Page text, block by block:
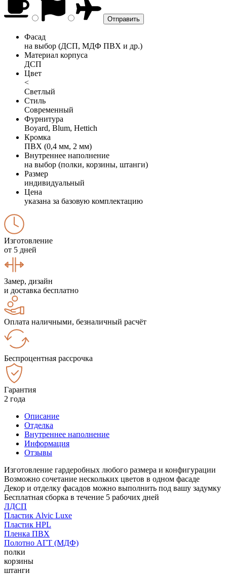
Фасад
на выбор (ДСП, МДФ ПВХ и др.)
Материал корпуса
ДСП
Цвет
<
Светлый
Стиль
Современный
Фурнитура
Boyard, Blum, Hettich
Кромка
ПВХ (0,4 мм, 2 мм)
Внутреннее наполнение
на выбор (полки, корзины, штанги)
Размер
индивидуальный
Цена
указана за базовую комплектацию
Изготовление
от 5 дней
Замер, дизайн
и доставка бесплатно
Оплата наличными, безналичный расчёт
Беспроцентная рассрочка
Гарантия
2 года
Описание
Отделка
Внутреннее наполнение
Информация
Отзывы
Изготовление гардеробных любого размера и конфигурации
Возможно сочетание нескольких цветов в одном фасаде
Декор и отделку фасадов можно выполнить под вашу задумку
Бесплатная сборка в течение 5 рабочих дней
ЛДСП
Пластик Alvic Luxe
Пластик HPL
Пленка ПВХ
Полотно АГТ (МДФ)
полки
корзины
штанги